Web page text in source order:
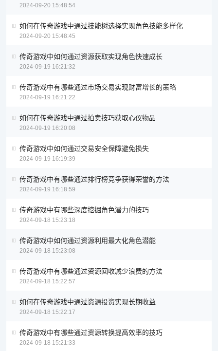
2024-09-20 15:48:54
如何在传奇游戏中通过技能树选择实现角色技能多样化
2024-09-20 15:48:45
传奇游戏中如何通过资源获取实现角色快速成长
2024-09-19 16:21:32
传奇游戏中有哪些通过市场交易实现财富增长的策略
2024-09-19 16:21:22
如何在传奇游戏中通过拍卖技巧获取心仪物品
2024-09-19 16:20:08
传奇游戏中如何通过交易安全保障避免损失
2024-09-19 16:19:39
传奇游戏中有哪些通过排行榜竞争获得荣誉的方法
2024-09-19 16:18:59
传奇游戏中有哪些深度挖掘角色潜力的技巧
2024-09-18 15:23:18
传奇游戏中如何通过资源利用最大化角色潜能
2024-09-18 15:23:08
传奇游戏中有哪些通过资源回收减少浪费的方法
2024-09-18 15:22:57
如何在传奇游戏中通过资源投资实现长期收益
2024-09-18 15:22:17
传奇游戏中有哪些通过资源转换提高效率的技巧
2024-09-18 15:21:33